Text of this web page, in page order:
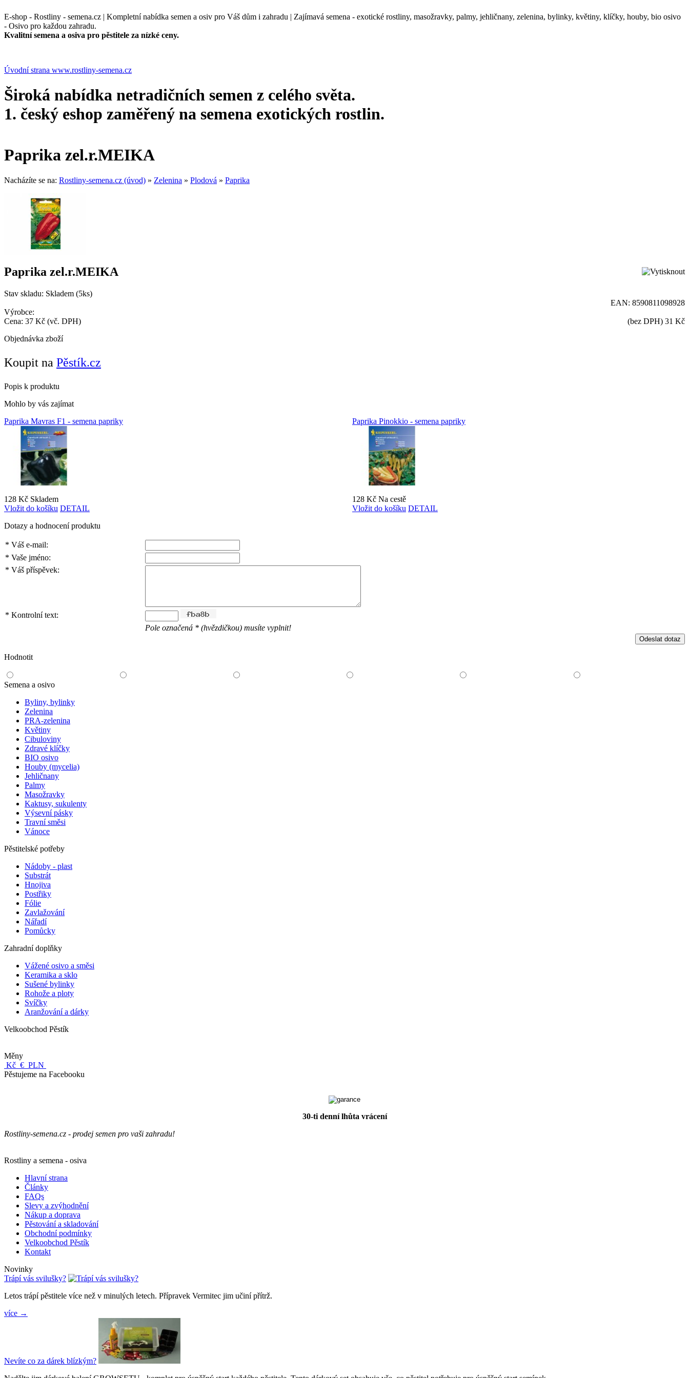
E-shop - Rostliny - semena.cz | Kompletní nabídka semen a osiv pro Váš dům i zahradu | Zajímavá semena - exotické rostliny, masožravky, palmy, jehličnany, zelenina, bylinky, květiny, klíčky, houby, bio osivo
- Osivo pro každou zahradu.
Kvalitní semena a osiva pro pěstitele za nízké ceny.
Úvodní strana www.rostliny-semena.cz
Široká nabídka netradičních semen z celého světa.
1. český eshop zaměřený na semena exotických rostlin.
Paprika zel.r.MEIKA
Nacházíte se na: Rostliny-semena.cz (úvod) » Zelenina » Plodová » Paprika
Paprika zel.r.MEIKA
Stav skladu: Skladem (5ks)
EAN: 8590811098928
Výrobce:
Cena: 37 Kč (vč. DPH) (bez DPH) 31 Kč
Objednávka zboží
Koupit na Pěstík.cz
Popis k produktu
Mohlo by vás zajímat
Paprika Mavras F1 - semena papriky
Paprika Pinokkio - semena papriky
128 Kč Skladem
Vložit do košíku DETAIL
128 Kč Na cestě
Vložit do košíku DETAIL
Dotazy a hodnocení produktu
* Váš e-mail:
* Vaše jméno:
* Váš příspěvek:
* Kontrolní text:
Pole označená * (hvězdičkou) musíte vyplnit!
Hodnotit
Semena a osivo
Byliny, bylinky
Zelenina
PRA-zelenina
Květiny
Cibuloviny
Zdravé klíčky
BIO osivo
Houby (mycelia)
Jehličnany
Palmy
Masožravky
Kaktusy, sukulenty
Výsevní pásky
Travní směsi
Vánoce
Pěstitelské potřeby
Nádoby - plast
Substrát
Hnojiva
Postřiky
Fólie
Zavlažování
Nářadí
Pomůcky
Zahradní doplňky
Vážené osivo a směsi
Keramika a sklo
Sušené bylinky
Rohože a ploty
Svíčky
Aranžování a dárky
Velkoobchod Pěstík
Měny
Kč € PLN
Pěstujeme na Facebooku
30-ti denní lhůta vrácení
Rostliny-semena.cz - prodej semen pro vaši zahradu!
Rostliny a semena - osiva
Hlavní strana
Články
FAQs
Slevy a zvýhodnění
Nákup a doprava
Pěstování a skladování
Obchodní podmínky
Velkoobchod Pěstík
Kontakt
Novinky
Trápí vás svilušky?
Letos trápí pěstitele více než v minulých letech. Přípravek Vermitec jim učiní přítrž.
více →
Nevíte co za dárek blízkým?